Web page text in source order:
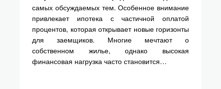
самых обсуждаемых тем. Особенное внимание
привлекает ипотека с частичной оплатой
процентов, которая открывает новые горизонты
для заемщиков. Многие мечтают о
собственном жилье, однако высокая
финансовая нагрузка часто становится…